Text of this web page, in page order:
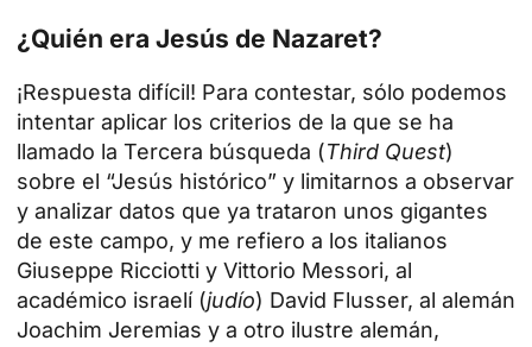
¿Quién era Jesús de Nazaret?
¡Respuesta difícil! Para contestar, sólo podemos
intentar aplicar los criterios de la que se ha
llamado la Tercera búsqueda (Third Quest)
sobre el “Jesús histórico” y limitarnos a observar
y analizar datos que ya trataron unos gigantes
de este campo, y ​​me refiero a los italianos
Giuseppe Ricciotti y Vittorio Messori, al
académico israelí (judío) David Flusser, al alemán
Joachim Jeremias y a otro ilustre alemán,